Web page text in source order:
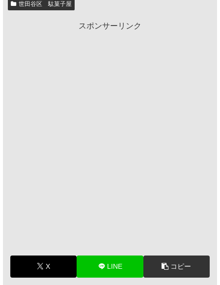
世田谷区 駄菓子屋
スポンサーリンク
X LINE コピー